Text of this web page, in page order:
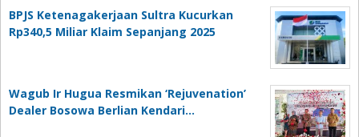
BPJS Ketenagakerjaan Sultra Kucurkan
Rp340,5 Miliar Klaim Sepanjang 2025
Wagub Ir Hugua Resmikan ‘Rejuvenation’
Dealer Bosowa Berlian Kendari…